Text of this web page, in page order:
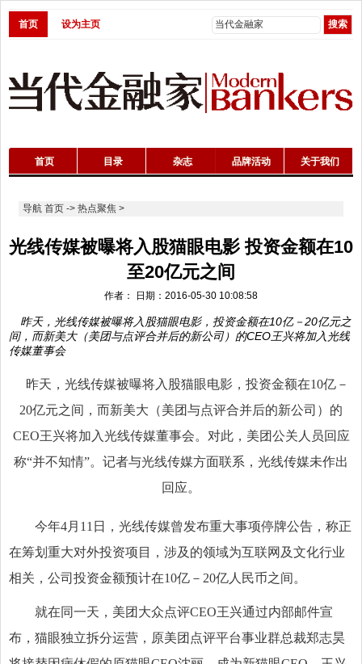
首页 设为主页
首页 目录 杂志 品牌活动 关于我们
导航 首页-> 热点聚焦>
光线传媒被曝将入股猫眼电影 投资金额在10
至20亿元之间
作者： 日期：2016-05-30 10:08:58
昨天，光线传媒被曝将入股猫眼电影，投资金额在10亿－20亿元之
间，而新美大（美团与点评合并后的新公司）的CEO王兴将加入光线
传媒董事会
昨天，光线传媒被曝将入股猫眼电影，投资金额在10亿－
20亿元之间，而新美大（美团与点评合并后的新公司）的
CEO王兴将加入光线传媒董事会。对此，美团公关人员回应
称“并不知情”。记者与光线传媒方面联系，光线传媒未作出
回应。
今年4月11日，光线传媒曾发布重大事项停牌公告，称正
在筹划重大对外投资项目，涉及的领域为互联网及文化行业
相关，公司投资金额预计在10亿－20亿人民币之间。
就在同一天，美团大众点评CEO王兴通过内部邮件宣
布，猫眼独立拆分运营，原美团点评平台事业群总裁郑志昊